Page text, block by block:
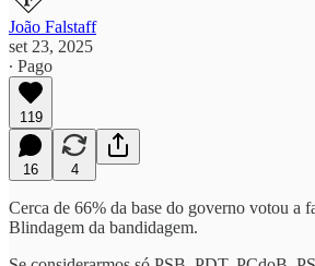
João Falstaff
set 23, 2025
∙ Pago
119
16 4
Cerca de 66% da base do governo votou a
Blindagem da bandidagem.